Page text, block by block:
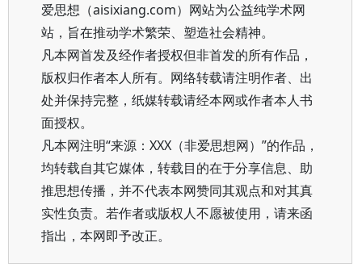
爱思想（aisixiang.com）网站为公益纯学术网
站，旨在推动学术繁荣、塑造社会精神。
凡本网首发及经作者授权但非首发的所有作品，
版权归作者本人所有。网络转载请注明作者、出
处并保持完整，纸媒转载请经本网或作者本人书
面授权。
凡本网注明“来源：XXX（非爱思想网）”的作品，
均转载自其它媒体，转载目的在于分享信息、助
推思想传播，并不代表本网赞同其观点和对其真
实性负责。若作者或版权人不愿被使用，请来函
指出，本网即予改正。